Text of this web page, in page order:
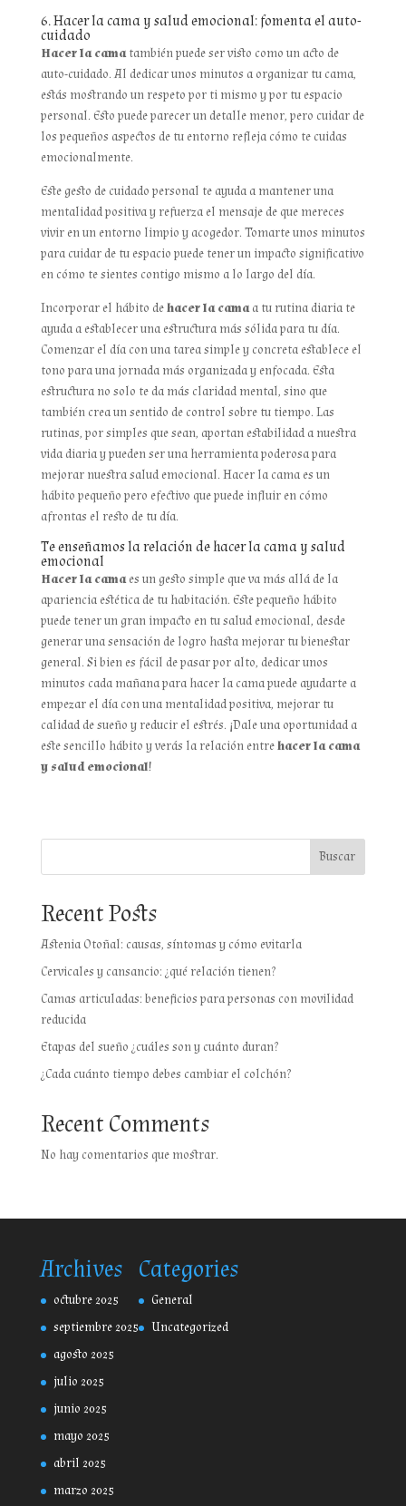
6. Hacer la cama y salud emocional: fomenta el auto-
cuidado
Hacer la camatambién puede ser visto como un acto de
auto-cuidado. Al dedicar unos minutos a organizar tu cama,
estás mostrando un respeto por ti mismo y por tu espacio
personal. Esto puede parecer un detalle menor, pero cuidar de
los pequeños aspectos de tu entorno refleja cómo te cuidas
emocionalmente.
Este gesto de cuidado personal te ayuda a mantener una
mentalidad positiva y refuerza el mensaje de que mereces
vivir en un entorno limpio y acogedor. Tomarte unos minutos
para cuidar de tu espacio puede tener un impacto significativo
en cómo te sientes contigo mismo a lo largo del día.
Incorporar el hábito dehacer la camaa tu rutina diaria te
ayuda a establecer una estructura más sólida para tu día.
Comenzar el día con una tarea simple y concreta establece el
tono para una jornada más organizada y enfocada. Esta
estructura no solo te da más claridad mental, sino que
también crea un sentido de control sobre tu tiempo. Las
rutinas, por simples que sean, aportan estabilidad a nuestra
vida diaria y pueden ser una herramienta poderosa para
mejorar nuestra salud emocional. Hacer la cama es un
hábito pequeño pero efectivo que puede influir en cómo
afrontas el resto de tu día.
Te enseñamos la relación de hacer la cama y salud
emocional
Hacer la camaes un gesto simple que va más allá de la
apariencia estética de tu habitación. Este pequeño hábito
puede tener un gran impacto en tu salud emocional, desde
generar una sensación de logro hasta mejorar tu bienestar
general. Si bien es fácil de pasar por alto, dedicar unos
minutos cada mañana para hacer la cama puede ayudarte a
empezar el día con una mentalidad positiva, mejorar tu
calidad de sueño y reducir el estrés. ¡Dale una oportunidad a
este sencillo hábito y verás la relación entrehacer la cama
y salud emocional!
Buscar
Recent Posts
Astenia Otoñal: causas, síntomas y cómo evitarla
Cervicales y cansancio: ¿qué relación tienen?
Camas articuladas: beneficios para personas con movilidad
reducida
Etapas del sueño ¿cuáles son y cuánto duran?
¿Cada cuánto tiempo debes cambiar el colchón?
Recent Comments
No hay comentarios que mostrar.
Archives
octubre 2025
septiembre 2025
agosto 2025
julio 2025
junio 2025
mayo 2025
abril 2025
marzo 2025
Categories
General
Uncategorized